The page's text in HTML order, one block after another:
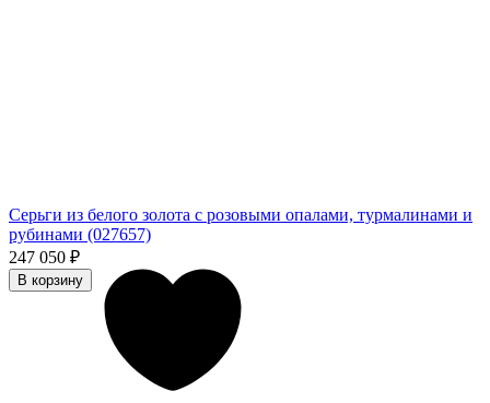
Cерьги из белого золота с розовыми опалами, турмалинами и
рубинами (027657)
247 050 ₽
В корзину